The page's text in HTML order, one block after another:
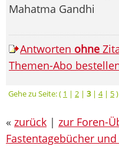
Mahatma Gandhi
Antworten ohne
Themen-Abo
Gehe zu Seite: ( 1 | 2 | 3| 4| 5)
« zurück | zur Foren-
Fastentagebücher